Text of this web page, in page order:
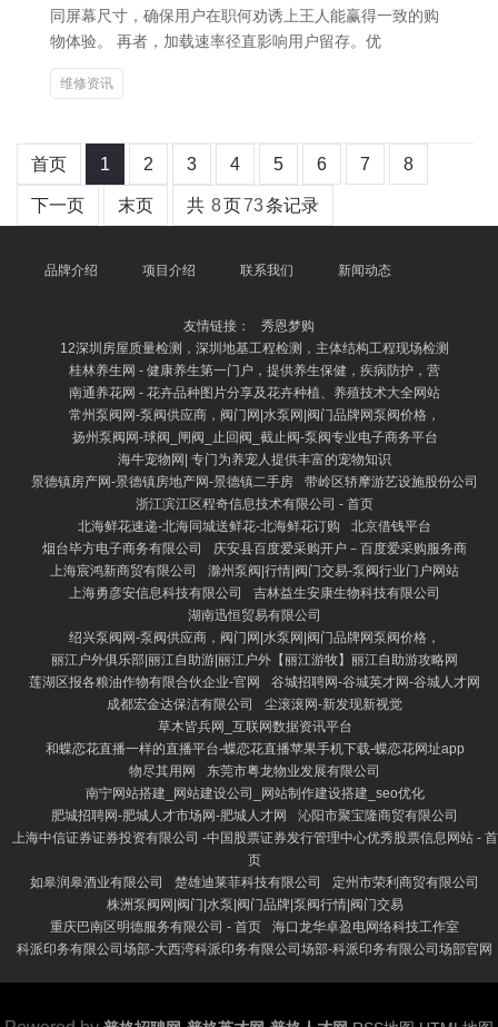
同屏幕尺寸，确保用户在职何劝诱上王人能赢得一致的购
物体验。 再者，加载速率径直影响用户留存。优
维修资讯
首页 1 2 3 4 5 6 7 8
下一页 末页 共 8页73条记录
品牌介绍 项目介绍 联系我们 新闻动态
友情链接：
秀恩梦购
12深圳房屋质量检测，深圳地基工程检测，主体结构工程现场检测
桂林养生网 - 健康养生第一门户，提供养生保健，疾病防护，营
南通养花网 - 花卉品种图片分享及花卉种植、养殖技术大全网站
常州泵阀网-泵阀供应商，阀门网|水泵网|阀门品牌网泵阀价格，
扬州泵阀网-球阀_闸阀_止回阀_截止阀-泵阀专业电子商务平台
海牛宠物网| 专门为养宠人提供丰富的宠物知识
景德镇房产网-景德镇房地产网-景德镇二手房
带岭区轿摩游艺设施股份公司
浙江滨江区程奇信息技术有限公司 - 首页
北海鲜花速递-北海同城送鲜花-北海鲜花订购
北京借钱平台
烟台毕方电子商务有限公司
庆安县百度爱采购开户－百度爱采购服务商
上海宸鸿新商贸有限公司
滁州泵阀|行情|阀门交易-泵阀行业门户网站
上海勇彦安信息科技有限公司
吉林益生安康生物科技有限公司
湖南迅恒贸易有限公司
绍兴泵阀网-泵阀供应商，阀门网|水泵网|阀门品牌网泵阀价格，
丽江户外俱乐部|丽江自助游|丽江户外【丽江游牧】丽江自助游攻略网
莲湖区报各粮油作物有限合伙企业-官网
谷城招聘网-谷城英才网-谷城人才网
成都宏金达保洁有限公司
尘滚滚网-新发现新视觉
草木皆兵网_互联网数据资讯平台
和蝶恋花直播一样的直播平台-蝶恋花直播苹果手机下载-蝶恋花网址app
物尽其用网
东莞市粤龙物业发展有限公司
南宁网站搭建_网站建设公司_网站制作建设搭建_seo优化
肥城招聘网-肥城人才市场网-肥城人才网
沁阳市聚宝隆商贸有限公司
上海中信证券证券投资有限公司 -中国股票证券发行管理中心优秀股票信息网站 - 首
页
如皋润皋酒业有限公司
楚雄迪莱菲科技有限公司
定州市荣利商贸有限公司
株洲泵阀网|阀门|水泵|阀门品牌|泵阀行情|阀门交易
重庆巴南区明德服务有限公司 - 首页
海口龙华卓盈电网络科技工作室
科派印务有限公司场部-大西湾科派印务有限公司场部-科派印务有限公司场部官网